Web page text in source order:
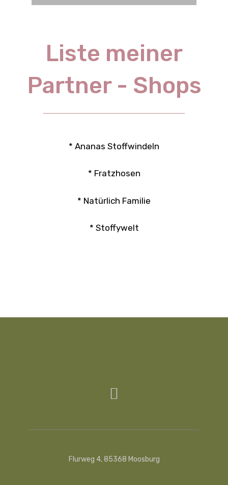
Liste meiner
Partner - Shops
* Ananas Stoffwindeln
* Fratzhosen
* Natürlich Familie
* Stoffywelt
Flurweg 4, 85368 Moosburg